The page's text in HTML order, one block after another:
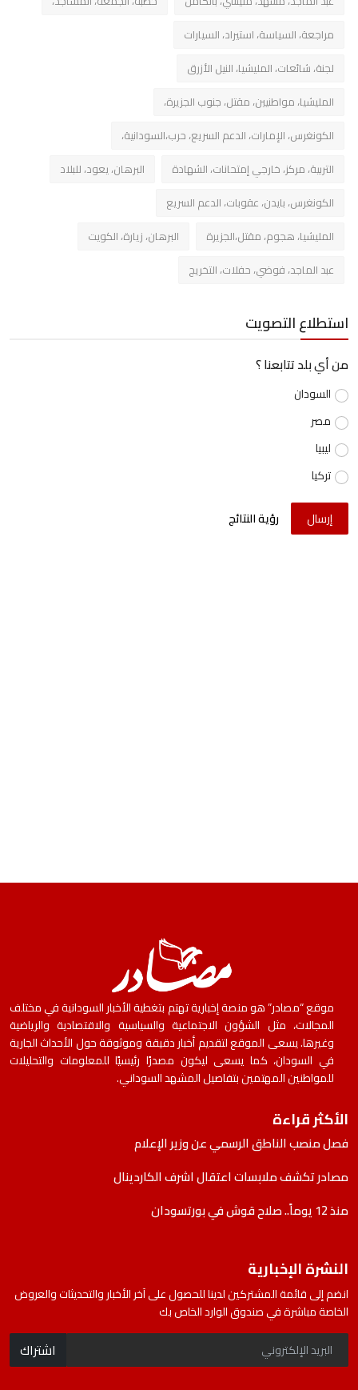
مراجعة، السياسة، استيراد، السيارات
لجنة، شائعات، المليشيا، النيل الأزرق
المليشيا، مواطنيين، مقتل، جنوب الجزيرة،
الكونغرس، الإمارات، الدعم السريع، حرب،السودانية،
التربية، مركز، خارجي إمتحانات، الشهادة
البرهان، يعود، للبلاد
الكونغرس، بايدن، عقوبات، الدعم السريع
المليشيا، هجوم، مقتل،الجزيرة
البرهان، زيارة، الكويت
عبد الماجد، فوضي، حفلات، التخريج
استطلاع التصويت
من أي بلد تتابعنا ؟
السودان
مصر
ليبيا
تركيا
إرسال رؤية النتائج
موقع “مصادر” هو منصة إخبارية تهتم بتغطية الأخبار السودانية في مختلف
المجالات، مثل الشؤون الاجتماعية والسياسية والاقتصادية والرياضية
وغيرها. يسعى الموقع لتقديم أخبار دقيقة وموثوقة حول الأحداث الجارية
في السودان، كما يسعى ليكون مصدرًا رئيسيًا للمعلومات والتحليلات
للمواطنين المهتمين بتفاصيل المشهد السوداني.
الأكثر قراءة
فصل منصب الناطق الرسمي عن وزير الإعلام
مصادر تكشف ملابسات اعتقال اشرف الكاردينال
منذ 12 يوماً.. صلاح قوش في بورتسودان
النشرة الإخبارية
انضم إلى قائمة المشتركين لدينا للحصول على آخر الأخبار والتحديثات والعروض
الخاصة مباشرة في صندوق الوارد الخاص بك
اشتراك